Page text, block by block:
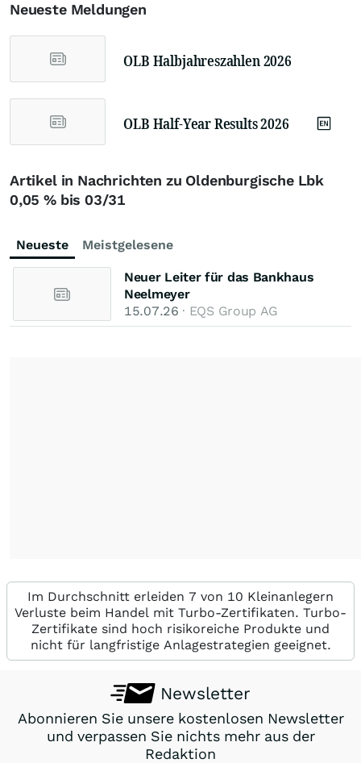
Neueste Meldungen
OLB Halbjahreszahlen 2026
OLB Half-Year Results 2026
Artikel in Nachrichten zu Oldenburgische Lbk
0,05 % bis 03/31
Neueste Meistgelesene
Neuer Leiter für das Bankhaus
Neelmeyer
15.07.26 · EQS Group AG
Im Durchschnitt erleiden 7 von 10 Kleinanlegern
Verluste beim Handel mit Turbo-Zertifikaten. Turbo-
Zertifikate sind hoch risikoreiche Produkte und
nicht für langfristige Anlagestrategien geeignet.
Newsletter
Abonnieren Sie unsere kostenlosen Newsletter
und verpassen Sie nichts mehr aus der
Redaktion